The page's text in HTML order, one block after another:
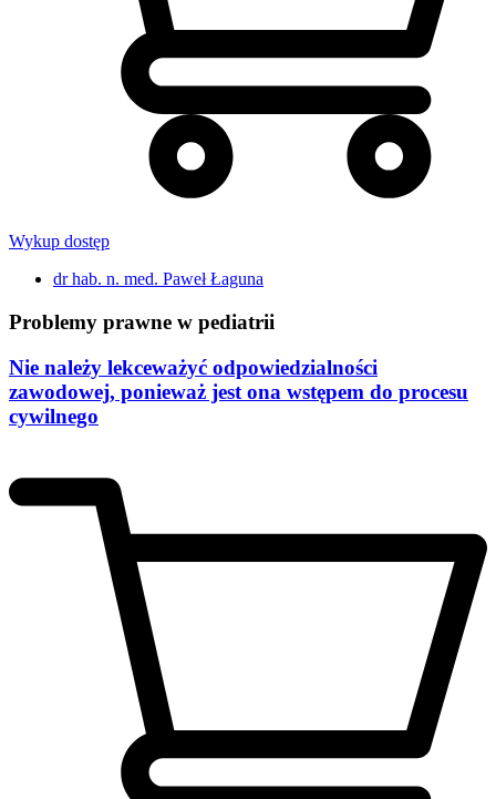
Wykup dostęp
dr hab. n. med. Paweł Łaguna
Problemy prawne w pediatrii
Nie należy lekceważyć odpowiedzialności
zawodowej, ponieważ jest ona wstępem do procesu
cywilnego